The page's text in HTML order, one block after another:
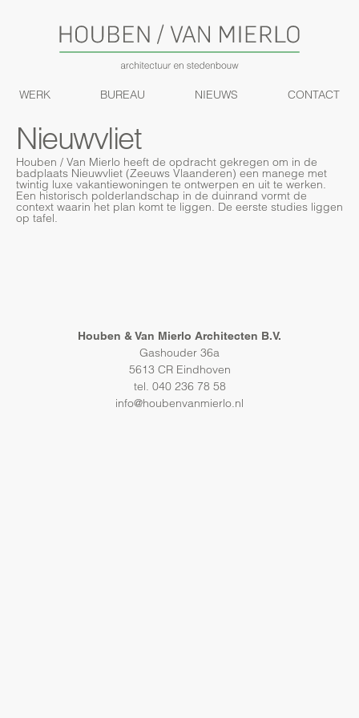
WERK BUREAU NIEUWS CONTACT
Nieuwvliet
Houben / Van Mierlo heeft de opdracht gekregen om in de
badplaats Nieuwvliet (Zeeuws Vlaanderen) een manege met
twintig luxe vakantiewoningen te ontwerpen en uit te werken.
Een historisch polderlandschap in de duinrand vormt de
context waarin het plan komt te liggen. De eerste studies liggen
op tafel.
Houben & Van Mierlo Architecten B.V.
Gashouder 36a
5613 CR Eindhoven
tel. 040 236 78 58
info@houbenvanmierlo.nl